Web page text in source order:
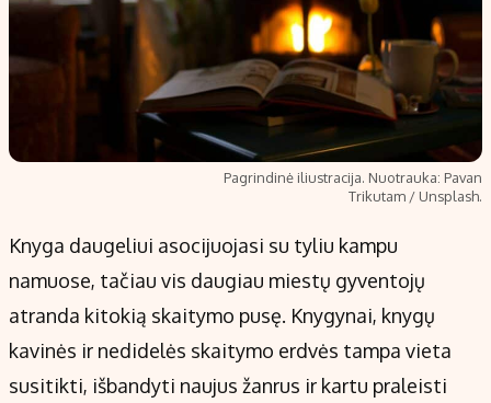
Pagrindinė iliustracija. Nuotrauka: Pavan
Trikutam / Unsplash.
Knyga daugeliui asocijuojasi su tyliu kampu
namuose, tačiau vis daugiau miestų gyventojų
atranda kitokią skaitymo pusę. Knygynai, knygų
kavinės ir nedidelės skaitymo erdvės tampa vieta
susitikti, išbandyti naujus žanrus ir kartu praleisti